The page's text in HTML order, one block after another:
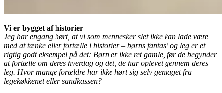
Vi er bygget af historier
Jeg har engang hørt, at vi som mennesker slet ikke kan lade være
med at tænke eller fortælle i historier – børns fantasi og leg er et
rigtig godt eksempel på det: Børn er ikke ret gamle, før de begynder
at fortælle om deres hverdag og det, de har oplevet gennem deres
leg. Hvor mange forældre har ikke hørt sig selv gentaget fra
legekøkkenet eller sandkassen?